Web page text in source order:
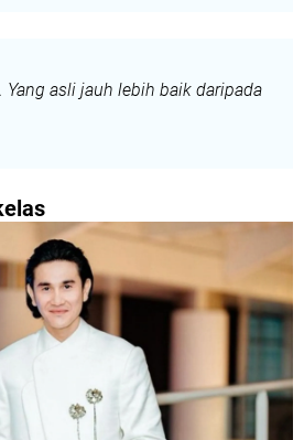
asli jauh lebih baik daripada